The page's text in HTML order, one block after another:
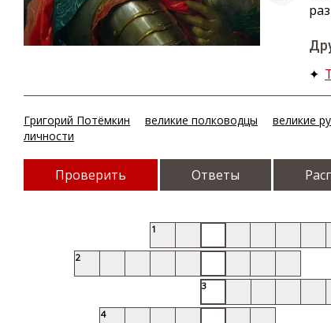
✦
Григорий Потёмкин великие полководцы великие
личности
Проверить Ответы
1
2
3
4